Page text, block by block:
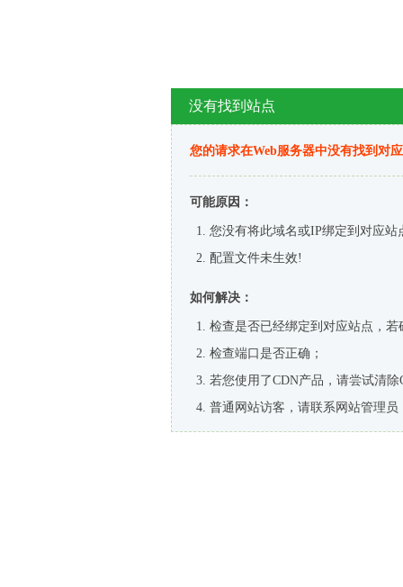
没有找到站点
您的请求在Web服务器中没有找到对
可能原因：
您没有将此域名或IP绑定到对应站
配置文件未生效!
如何解决：
检查是否已经绑定到对应站点，
检查端口是否正确；
若您使用了CDN产品，请尝试清除
普通网站访客，请联系网站管理员